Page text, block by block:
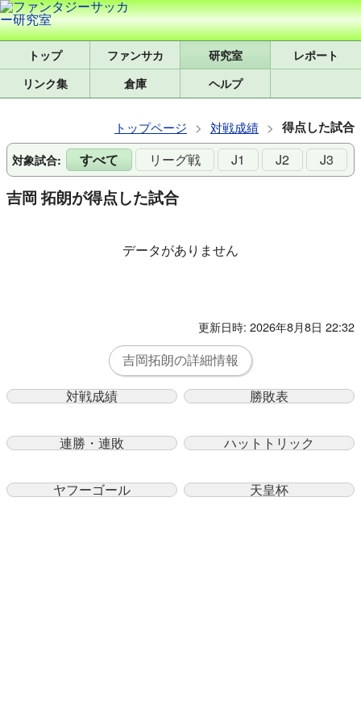
トップ 研究室
レポート
リンク集
倉庫 ヘルプ
トップページ 対戦成績 得点した試合
対象試合: すべて リーグ戦 J1 J2 J3
吉岡 拓朗が得点した試合
データがありません
更新日時: 2026年8月8日 22:32
吉岡拓朗の詳細情報
対戦成績 勝敗表
連勝・連敗 ハットトリック
ヤフーゴール 天皇杯